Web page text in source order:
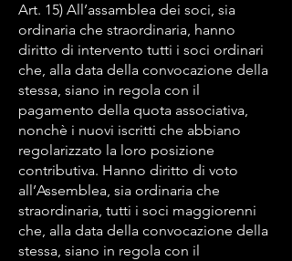
Art. 15) All’assamblea dei soci, sia
ordinaria che straordinaria, hanno
diritto di intervento tutti i soci ordinari
che, alla data della convocazione della
stessa, siano in regola con il
pagamento della quota associativa,
nonchè i nuovi iscritti che abbiano
regolarizzato la loro posizione
contributiva. Hanno diritto di voto
all’Assemblea, sia ordinaria che
straordinaria, tutti i soci maggiorenni
che, alla data della convocazione della
stessa, siano in regola con il